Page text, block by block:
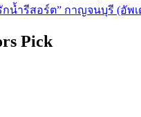
กน้ำรีสอร์ต” กาญจนบุรี (อัพเ
Pick